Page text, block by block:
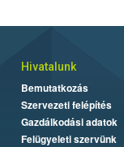
Hivatalunk
Bemutatkozás
Szervezeti felépítés
Gazdálkodási adatok
Felügyeleti szervünk